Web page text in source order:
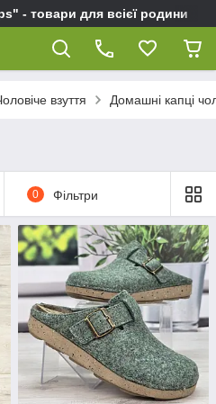
- товари для всієї родини
взуття Домашні капці
0 Фільтри